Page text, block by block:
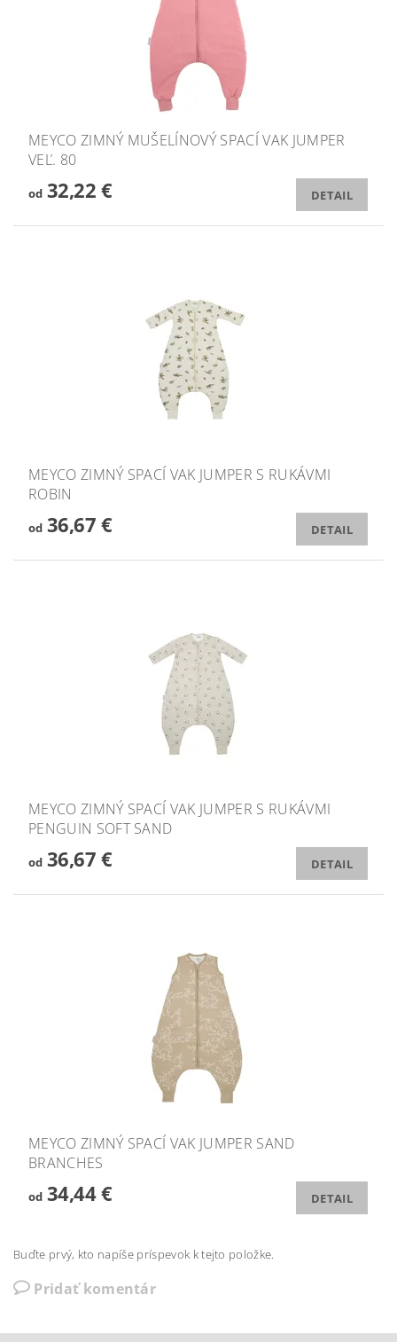
MEYCO ZIMNÝ MUŠELÍNOVÝ SPACÍ VAK JUMPER
VEĽ. 80
od32,22 € DETAIL
MEYCO ZIMNÝ SPACÍ VAK JUMPER S RUKÁVMI
ROBIN
od36,67 € DETAIL
MEYCO ZIMNÝ SPACÍ VAK JUMPER S RUKÁVMI
PENGUIN SOFT SAND
od36,67 € DETAIL
MEYCO ZIMNÝ SPACÍ VAK JUMPER SAND
BRANCHES
od34,44 € DETAIL
Buďte prvý, kto napíše príspevok k tejto položke.
Pridať komentár